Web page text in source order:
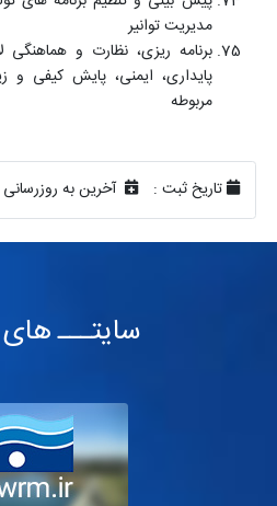
مدیریت توانیر
برنامه ریزی، نظارت و هماهنگی
پایداری، ایمنی، پایش
مربوطه
تاریخ ثبت : آخرین به
سایتـــ